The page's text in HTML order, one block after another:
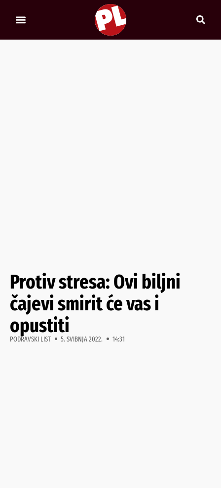
Protiv stresa: Ovi biljni
čajevi smirit će vas i
opustiti
PODRAVSKI LIST 5. SVIBNJA 2022. 14:31